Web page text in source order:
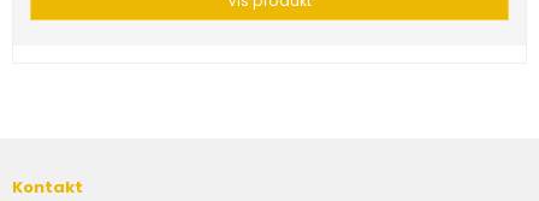
Kontakt